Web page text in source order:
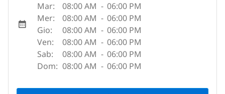
Mar:
08:00 AM - 06:00 PM
Mer:
08:00 AM - 06:00 PM
Gio:
08:00 AM - 06:00 PM
Ven:
08:00 AM - 06:00 PM
Sab:
08:00 AM - 06:00 PM
Dom: 08:00 AM - 06:00 PM